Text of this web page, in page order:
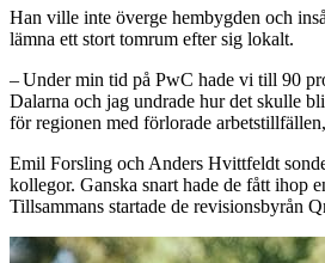
Han ville inte överge hembygden och
lämna ett stort ­tomrum efter sig lokalt.
– Under min tid på PwC hade vi till 90
Dalarna och jag undrade hur det skulle
för regionen med förlorade
Emil Forsling och Anders Hvittfeldt
kollegor. Ganska snart hade de fått ihop
Tillsammans startade de revisionsbyrån